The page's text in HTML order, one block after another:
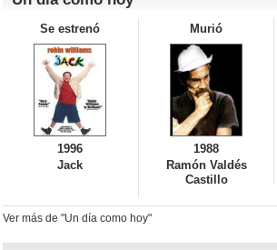
Se estrenó
1996
Jack
Murió
1988
Ramón Valdés
Castillo
Ver más de "Un día como hoy"